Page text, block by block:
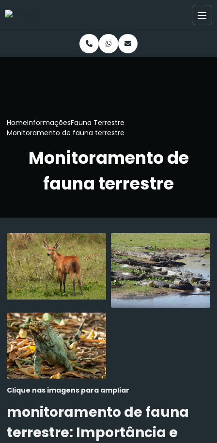
HomeInformaçõesFauna Terrestre
Monitoramento de fauna terrestre
Monitoramento de
fauna terrestre
Clique nas imagens para ampliar
monitoramento de fauna
terrestre: Importância e